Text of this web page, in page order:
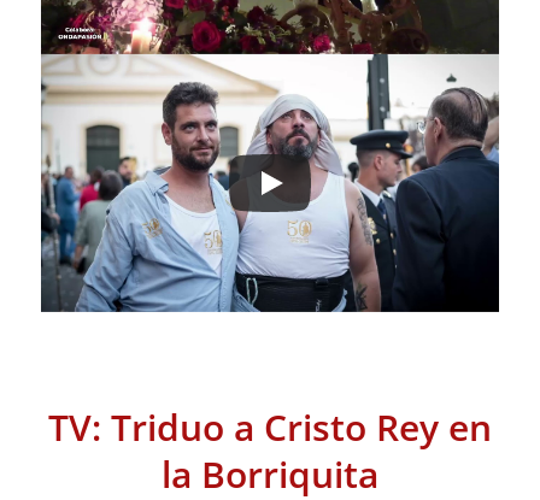
TV: Triduo a Cristo Rey en
la Borriquita